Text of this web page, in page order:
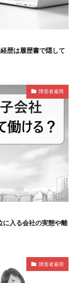
歴は履歴書で隠して
障害者雇用
に入る会社の実態や離
障害者雇用